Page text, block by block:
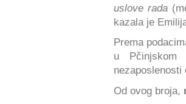
uslove rada
kazala je
Prema
u Pčinjskom
nezaposlenosti
Od ovog broja,